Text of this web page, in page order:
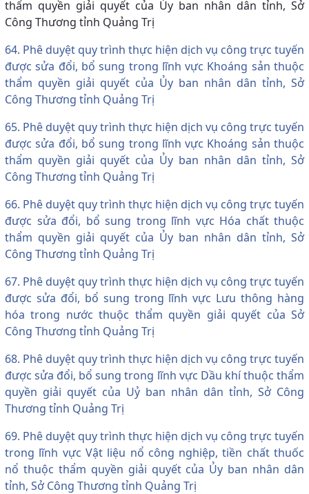
thẩm quyền giải quyết của Ủy ban nhân dân tỉnh, Sở
Công Thương tỉnh Quảng Trị
64. Phê duyệt quy trình thực hiện dịch vụ công trực tuyến
được sửa đổi, bổ sung trong lĩnh vực Khoáng sản thuộc
thẩm quyền giải quyết của Ủy ban nhân dân tỉnh, Sở
Công Thương tỉnh Quảng Trị
65. Phê duyệt quy trình thực hiện dịch vụ công trực tuyến
được sửa đổi, bổ sung trong lĩnh vực Khoáng sản thuộc
thẩm quyền giải quyết của Ủy ban nhân dân tỉnh, Sở
Công Thương tỉnh Quảng Trị
66. Phê duyệt quy trình thực hiện dịch vụ công trực tuyến
được sửa đổi, bổ sung trong lĩnh vực Hóa chất thuộc
thẩm quyền giải quyết của Ủy ban nhân dân tỉnh, Sở
Công Thương tỉnh Quảng Trị
67. Phê duyệt quy trình thực hiện dịch vụ công trực tuyến
được sửa đổi, bổ sung trong lĩnh vực Lưu thông hàng
hóa trong nước thuộc thẩm quyền giải quyết của Sở
Công Thương tỉnh Quảng Trị
68. Phê duyệt quy trình thực hiện dịch vụ công trực tuyến
được sửa đổi, bổ sung trong lĩnh vực Dầu khí thuộc thẩm
quyền giải quyết của Uỷ ban nhân dân tỉnh, Sở Công
Thương tỉnh Quảng Trị
69. Phê duyệt quy trình thực hiện dịch vụ công trực tuyến
trong lĩnh vực Vật liệu nổ công nghiệp, tiền chất thuốc
nổ thuộc thẩm quyền giải quyết của Ủy ban nhân dân
tỉnh, Sở Công Thương tỉnh Quảng Trị